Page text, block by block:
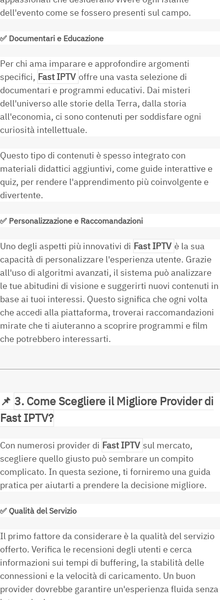
dell'evento come se fossero presenti sul campo.
✅ Documentari e Educazione
Per chi ama imparare e approfondire argomenti
specifici, Fast IPTVoffre una vasta selezione di
documentari e programmi educativi. Dai misteri
dell'universo alle storie della Terra, dalla storia
all'economia, ci sono contenuti per soddisfare ogni
curiosità intellettuale.
Questo tipo di contenuti è spesso integrato con
materiali didattici aggiuntivi, come guide interattive e
quiz, per rendere l'apprendimento più coinvolgente e
divertente.
✅ Personalizzazione e Raccomandazioni
Uno degli aspetti più innovativi di Fast IPTVè la sua
capacità di personalizzare l'esperienza utente. Grazie
all'uso di algoritmi avanzati, il sistema può analizzare
le tue abitudini di visione e suggerirti nuovi contenuti in
base ai tuoi interessi. Questo significa che ogni volta
che accedi alla piattaforma, troverai raccomandazioni
mirate che ti aiuteranno a scoprire programmi e film
che potrebbero interessarti.
📌 3. Come Scegliere il Migliore Provider di
Fast IPTV?
Con numerosi provider di Fast IPTV sul mercato,
scegliere quello giusto può sembrare un compito
complicato. In questa sezione, ti forniremo una guida
pratica per aiutarti a prendere la decisione migliore.
✅ Qualità del Servizio
Il primo fattore da considerare è la qualità del servizio
offerto. Verifica le recensioni degli utenti e cerca
informazioni sui tempi di buffering, la stabilità delle
connessioni e la velocità di caricamento. Un buon
provider dovrebbe garantire un'esperienza fluida senza